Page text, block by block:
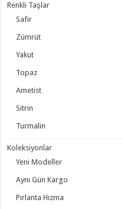
Renkli Taşlar
Safir
Zümrüt
Yakut
Topaz
Ametist
Sitrin
Turmalin
Koleksiyonlar
Yeni Modeller
Aynı Gün Kargo
Pırlanta Hızma